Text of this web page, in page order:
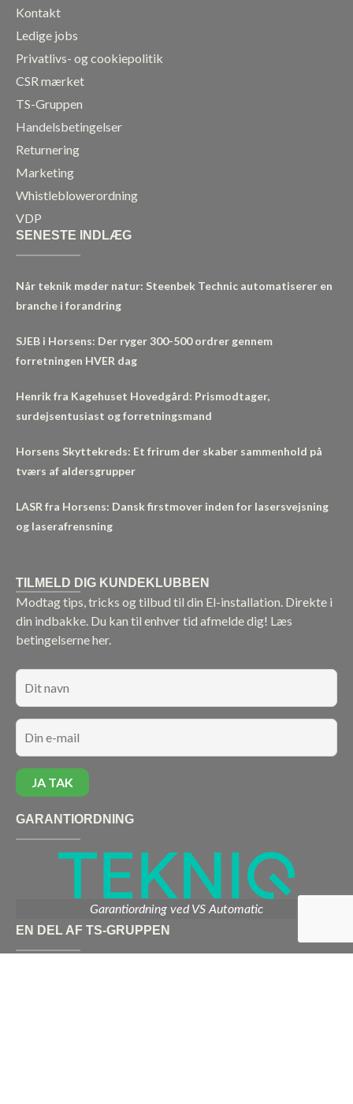
Kontakt
Ledige jobs
Privatlivs- og cookiepolitik
CSR mærket
TS-Gruppen
Handelsbetingelser
Returnering
Marketing
Whistleblowerordning
VDP
SENESTE INDLÆG
Når teknik møder natur: Steenbek Technic automatiserer en
branche i forandring
SJEB i Horsens: Der ryger 300-500 ordrer gennem
forretningen HVER dag
Henrik fra Kagehuset Hovedgård: Prismodtager,
surdejsentusiast og forretningsmand
Horsens Skyttekreds: Et frirum der skaber sammenhold på
tværs af aldersgrupper
LASR fra Horsens: Dansk firstmover inden for lasersvejsning
og laserafrensning
TILMELD DIG KUNDEKLUBBEN
Modtag tips, tricks og tilbud til din El-installation. Direkte i
din indbakke. Du kan til enhver tid afmelde dig! Læs
betingelserne her.
GARANTIORDNING
Garantiordning ved VS Automatic
EN DEL AF TS-GRUPPEN